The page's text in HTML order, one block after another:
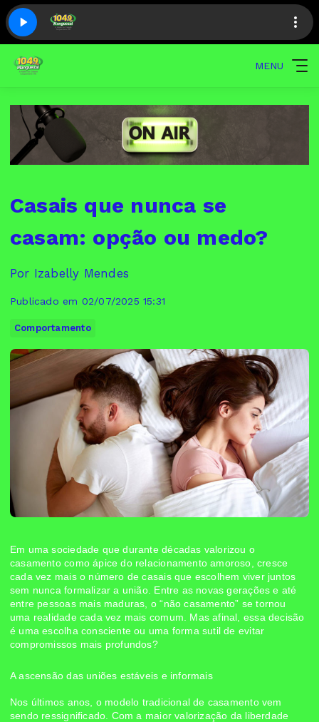
MENU
Casais que nunca se
casam: opção ou medo?
Por Izabelly Mendes
Publicado em 02/07/2025 15:31
Comportamento
Em uma sociedade que durante décadas valorizou o
casamento como ápice do relacionamento amoroso, cresce
cada vez mais o número de casais que escolhem viver juntos
sem nunca formalizar a união. Entre as novas gerações e até
entre pessoas mais maduras, o “não casamento” se tornou
uma realidade cada vez mais comum. Mas afinal, essa decisão
é uma escolha consciente ou uma forma sutil de evitar
compromissos mais profundos?
A ascensão das uniões estáveis e informais
Nos últimos anos, o modelo tradicional de casamento vem
sendo ressignificado. Com a maior valorização da liberdade